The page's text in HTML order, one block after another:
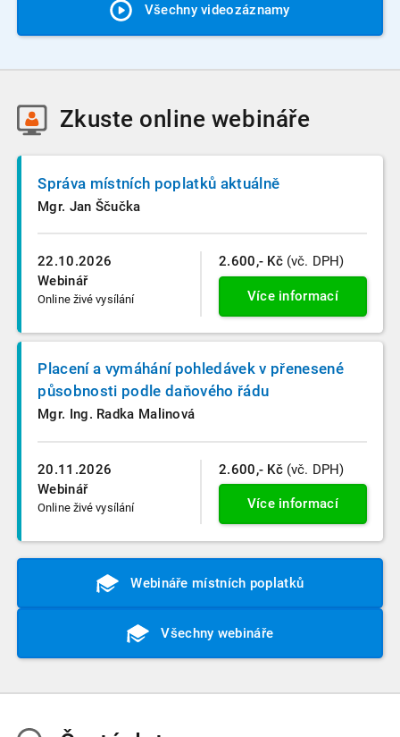
Všechny videozáznamy
Zkuste online webináře
22.10.2026
Webinář
Online živé vysílání
Správa místních poplatků aktuálně
Mgr. Jan Ščučka
2.600,- Kč (vč. DPH)
Více informací
20.11.2026
Webinář
Online živé vysílání
Placení a vymáhání pohledávek v přenesené
působnosti podle daňového řádu
Mgr. Ing. Radka Malinová
2.600,- Kč (vč. DPH)
Více informací
Webináře místních poplatků
Všechny webináře